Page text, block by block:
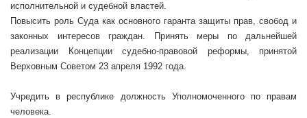
исполнительной и судебной властей.
Повысить роль Суда как основного гаранта защиты прав, свобод и
законных интересов граждан. Принять меры по дальнейшей
реализации Концепции судебно-правовой реформы, принятой
Верховным Советом 23 апреля 1992 года.
Учредить в республике должность Уполномоченного по правам
человека.